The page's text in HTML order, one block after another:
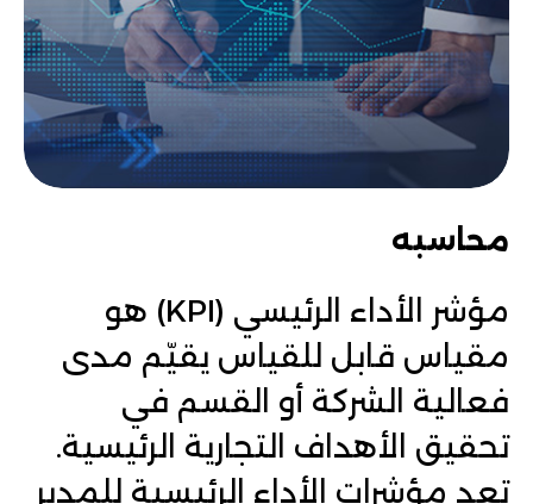
محاسبه
مؤشر الأداء الرئيسي (KPI) هو
مقياس قابل للقياس يقيّم مدى
فعالية الشركة أو القسم في
تحقيق الأهداف التجارية الرئيسية.
تعد مؤشرات الأداء الرئيسية للمدير